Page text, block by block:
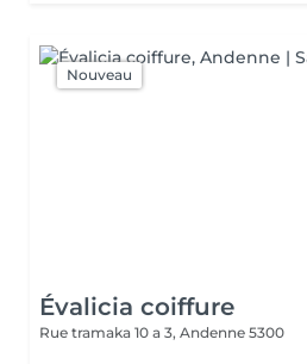
Nouveau
Évalicia coiffure
Rue tramaka 10 a 3, Andenne 5300